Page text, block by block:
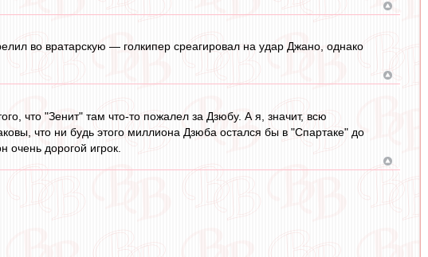
во вратарскую — голкипер среагировал на удар Джано, однако
что "Зенит" там что-то пожалел за Дзюбу. А я, значит, всю
что ни будь этого миллиона Дзюба остался бы в "Спартаке" до
очень дорогой игрок.